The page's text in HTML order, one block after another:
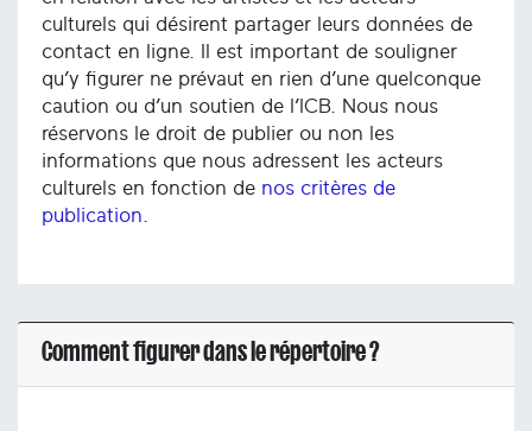
culturels qui désirent partager leurs données de
contact en ligne. Il est important de souligner
qu’y figurer ne prévaut en rien d’une quelconque
caution ou d’un soutien de l’ICB. Nous nous
réservons le droit de publier ou non les
informations que nous adressent les acteurs
culturels en fonction de nos critères de
publication
Comment figurer dans le répertoire ?